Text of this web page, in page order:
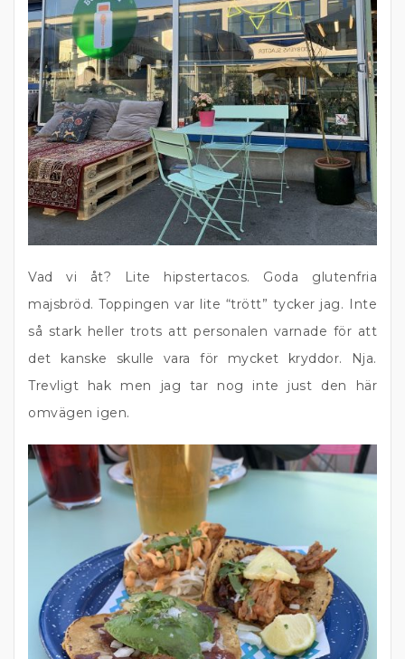
Vad vi åt? Lite hipstertacos. Goda glutenfria
majsbröd. Toppingen var lite “trött” tycker jag. Inte
så stark heller trots att personalen varnade för att
det kanske skulle vara för mycket kryddor. Nja.
Trevligt hak men jag tar nog inte just den här
omvägen igen.